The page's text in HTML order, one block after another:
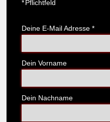
* Pflichtfeld
Deine E-Mail Adresse *
Dein Vorname
Dein Nachname